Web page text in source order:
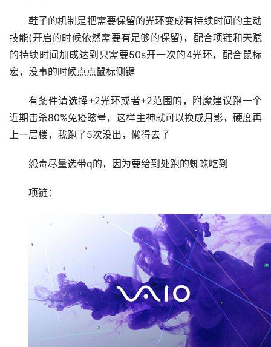
鞋子的机制是把需要保留的光环变成有持续时间的主动
技能(开启的时候依然需要有足够的保留)，配合项链和天赋
的持续时间加成达到只需要50s开一次的4光环，配合鼠标
宏，没事的时候点点鼠标侧键
有条件请选择+2光环或者+2范围的，附魔建议跑一个
近期击杀80%免疫眩晕，这样主神就可以换成月影，硬度再
上一层楼，我跑了5次没出，懒得去了
怨毒尽量选带q的，因为要给到处跑的蜘蛛吃到
项链：